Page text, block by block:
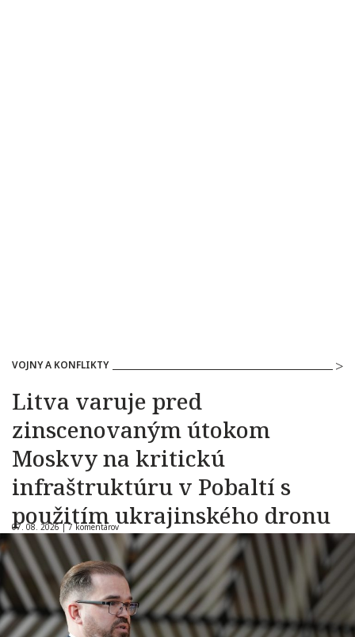
VOJNY A KONFLIKTY
Litva varuje pred
zinscenovaným útokom
Moskvy na kritickú
infraštruktúru v Pobaltí s
použitím ukrajinského dronu
07. 08. 2026 |7 komentárov